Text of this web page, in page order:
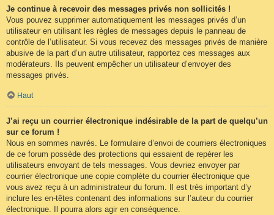
Je continue à recevoir des messages privés non sollicités !
Vous pouvez supprimer automatiquement les messages privés d’un
utilisateur en utilisant les règles de messages depuis le panneau de
contrôle de l’utilisateur. Si vous recevez des messages privés de manière
abusive de la part d’un autre utilisateur, rapportez ces messages aux
modérateurs. Ils peuvent empêcher un utilisateur d’envoyer des
messages privés.
Haut
J’ai reçu un courrier électronique indésirable de la part de quelqu’un
sur ce forum !
Nous en sommes navrés. Le formulaire d’envoi de courriers électroniques
de ce forum possède des protections qui essaient de repérer les
utilisateurs envoyant de tels messages. Vous devriez envoyer par
courrier électronique une copie complète du courrier électronique que
vous avez reçu à un administrateur du forum. Il est très important d’y
inclure les en-têtes contenant des informations sur l’auteur du courrier
électronique. Il pourra alors agir en conséquence.